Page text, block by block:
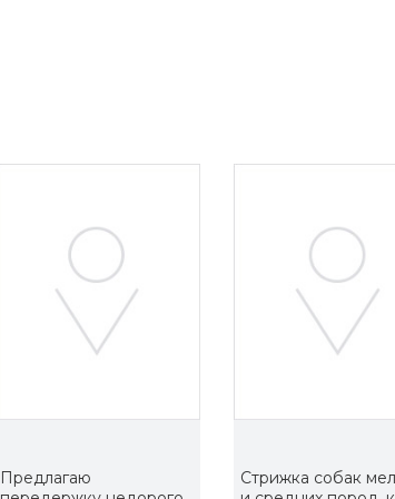
Предлагаю
Стрижка собак